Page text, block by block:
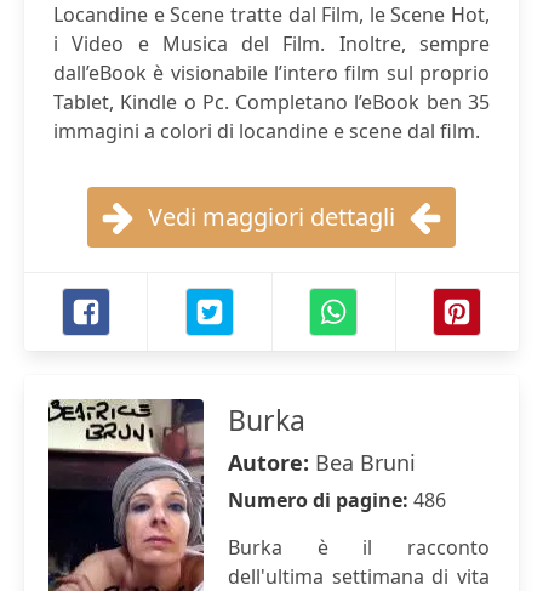
Locandine e Scene tratte dal Film, le Scene Hot,
i Video e Musica del Film. Inoltre, sempre
dall’eBook è visionabile l’intero film sul proprio
Tablet, Kindle o Pc. Completano l’eBook ben 35
immagini a colori di locandine e scene dal film.
Vedi maggiori dettagli
Burka
Autore: Bea Bruni
Numero di pagine: 486
Burka è il racconto
dell'ultima settimana di vita